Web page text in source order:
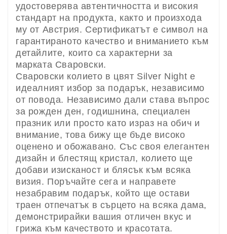
удостоверява автентичността и високия
стандарт на продукта, както и произхода
му от Австрия. Сертификатът е символ на
гарантираното качество и вниманието към
детайлите, които са характерни за
марката Сваровски.
Сваровски колието в цвят Silver Night е
идеалният избор за подарък, независимо
от повода. Независимо дали става въпрос
за рожден ден, годишнина, специален
празник или просто като израз на обич и
внимание, това бижу ще бъде високо
оценено и обожавано. Със своя елегантен
дизайн и блестящ кристал, колието ще
добави изисканост и блясък към всяка
визия. Поръчайте сега и направете
незабравим подарък, който ще остави
траен отпечатък в сърцето на всяка дама,
демонстрирайки вашия отличен вкус и
грижа към качеството и красотата.